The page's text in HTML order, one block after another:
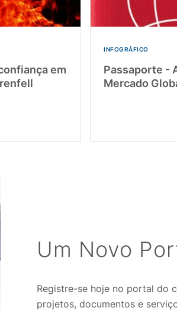
em
INFOGRÁFICO
Passaporte -
Mercado
Um Novo
Registre-se hoje no portal do
projetos, documentos e